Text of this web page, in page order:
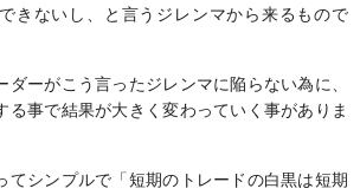
きないし、と言うジレンマから来るもので
ダーがこう言ったジレンマに陥らない為に、
る事で結果が大きく変わっていく事がありま
てシンプルで「短期のトレードの白黒は短期